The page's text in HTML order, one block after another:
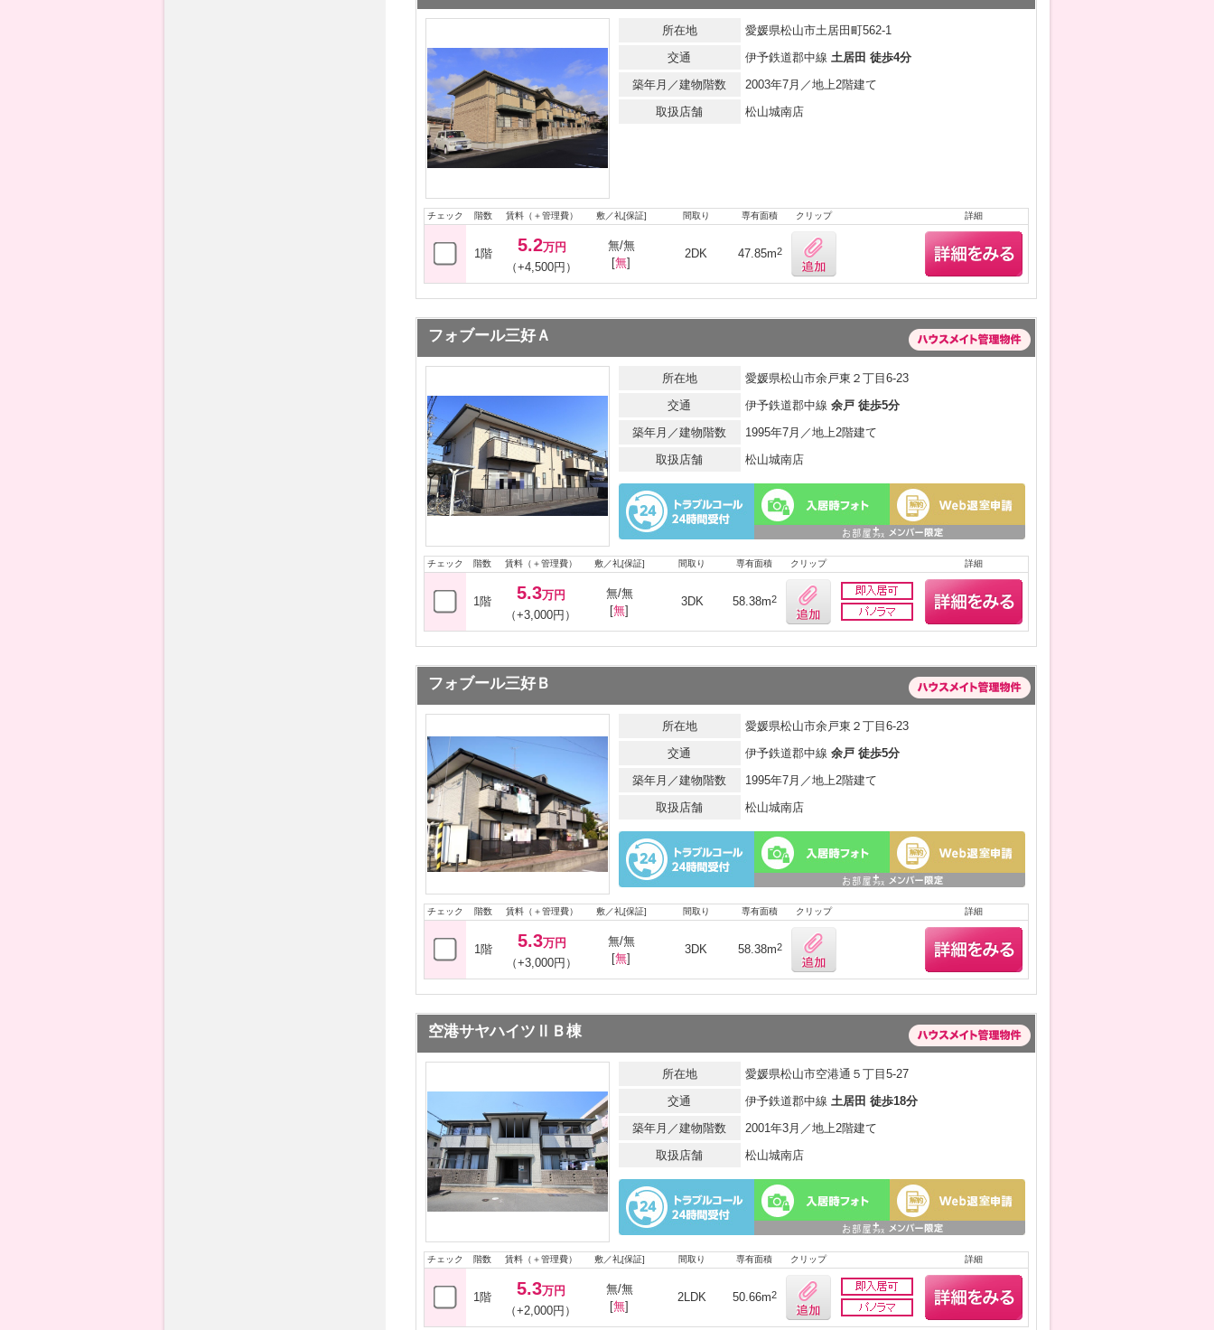
所在地
愛媛県松山市土居田町562-1
交通
伊予鉄道郡中線 土居田 徒歩4分
築年月／建物階数
2003年7月／地上2階建て
取扱店舗
松山城南店
チェック 階数 賃料（＋管理費） 敷／礼[保証] 間取り 専有面積 クリップ 詳細
1階 5.2万円
（+4,500円）
無/無
[無]
2DK 47.85m2
フォブール三好Ａ
所在地
愛媛県松山市余戸東２丁目6-23
交通
伊予鉄道郡中線 余戸 徒歩5分
築年月／建物階数
1995年7月／地上2階建て
取扱店舗
松山城南店
チェック 階数 賃料（＋管理費） 敷／礼[保証] 間取り 専有面積 クリップ 詳細
1階 5.3万円
（+3,000円）
無/無
[無]
3DK 58.38m2
フォブール三好Ｂ
所在地
愛媛県松山市余戸東２丁目6-23
交通
伊予鉄道郡中線 余戸 徒歩5分
築年月／建物階数
1995年7月／地上2階建て
取扱店舗
松山城南店
チェック 階数 賃料（＋管理費） 敷／礼[保証] 間取り 専有面積 クリップ 詳細
1階 5.3万円
（+3,000円）
無/無
[無]
3DK 58.38m2
空港サヤハイツⅡＢ棟
所在地
愛媛県松山市空港通５丁目5-27
交通
伊予鉄道郡中線 土居田 徒歩18分
築年月／建物階数
2001年3月／地上2階建て
取扱店舗
松山城南店
チェック 階数 賃料（＋管理費） 敷／礼[保証] 間取り 専有面積 クリップ 詳細
1階 5.3万円
（+2,000円）
無/無
[無]
2LDK 50.66m2